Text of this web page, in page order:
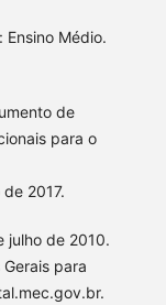
Ensino Médio.
de
para o
2017.
julho de 2010.
para